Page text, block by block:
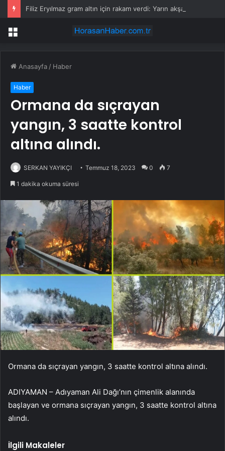
Menü
Anasayfa / Haber
Haber
Ormana da sıçrayan
yangın, 3 saatte kontrol
altına alındı.
SERKAN YAYIKÇI Temmuz 18, 2023 0 7
1 dakika okuma süresi
Ormana da sıçrayan yangın, 3 saatte kontrol altına alındı.
ADIYAMAN – Adıyaman Ali Dağı’nın çimenlik alanında
başlayan ve ormana sıçrayan yangın, 3 saatte kontrol altına
alındı.
İlgili Makaleler